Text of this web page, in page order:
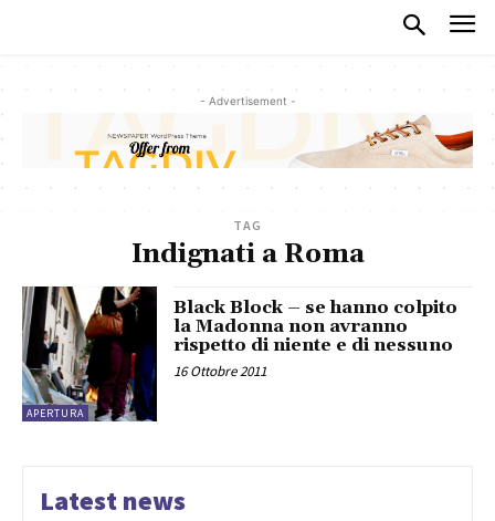
- Advertisement -
TAG
Indignati a Roma
APERTURA
Black Block – se hanno colpito
la Madonna non avranno
rispetto di niente e di nessuno
16 Ottobre 2011
Latest news